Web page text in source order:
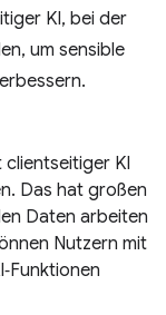
KI, bei der
um sensible
clientseitiger KI
Das hat großen
Daten arbeiten
Nutzern mit